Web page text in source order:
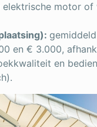
motor of
en € 3.000,
en